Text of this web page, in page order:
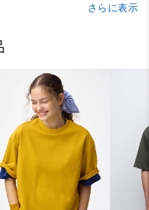
さらに表示